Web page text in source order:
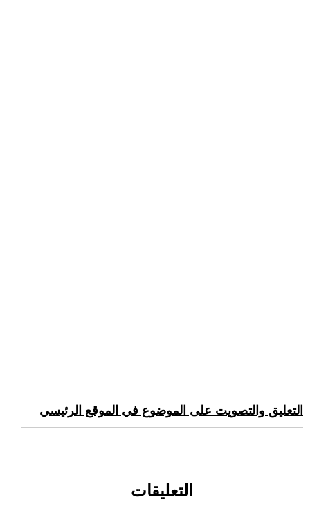
التعليق والتصويت على الموضوع في الموقع الرئيسي
التعليقات